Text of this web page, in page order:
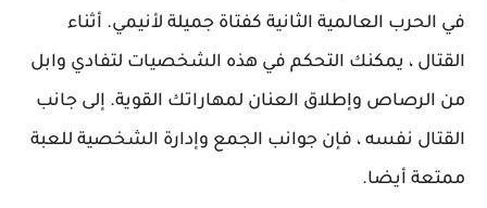
في الحرب العالمية الثانية كفتاة جميلة لأنيمي. أثناء
القتال ، يمكنك التحكم في هذه الشخصيات لتفادي وابل
من الرصاص وإطلاق العنان لمهاراتك القوية. إلى جانب
القتال نفسه ، فإن جوانب الجمع وإدارة الشخصية للعبة
ممتعة أيضا.